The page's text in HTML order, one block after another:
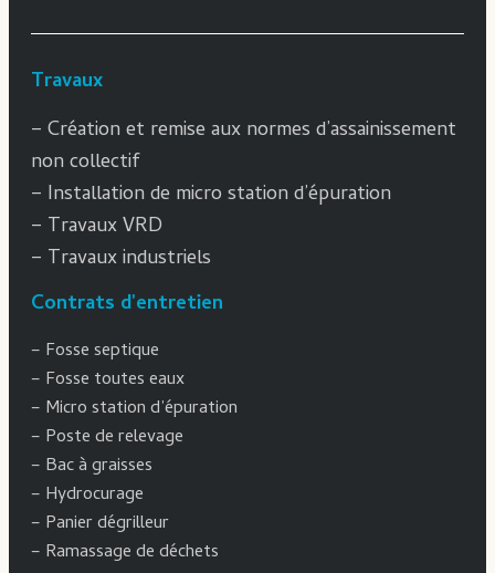
Travaux
– Création et remise aux normes d’assainissement
non collectif
– Installation de micro station d’épuration
– Travaux VRD
– Travaux industriels
Contrats d'entretien
– Fosse septique
– Fosse toutes eaux
– Micro station d’épuration
– Poste de relevage
– Bac à graisses
– Hydrocurage
– Panier dégrilleur
– Ramassage de déchets